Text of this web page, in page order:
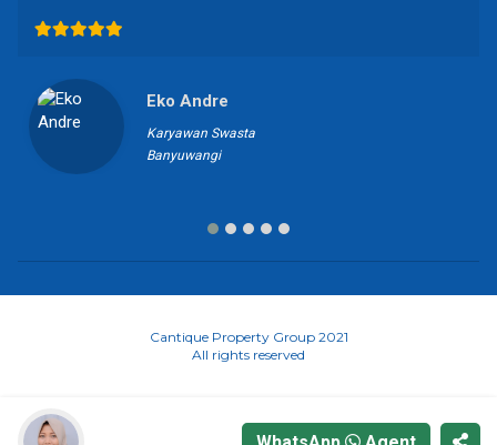
Juli Setijowati
Guru
Banyuwangi
Cantique Property Group 2021
All rights reserved